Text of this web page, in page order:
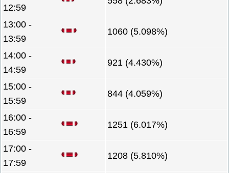
12:59
13:00 -
13:59
1060 (5.098%)
14:00 -
14:59
921 (4.430%)
15:00 -
15:59
844 (4.059%)
16:00 -
16:59
1251 (6.017%)
17:00 -
17:59
1208 (5.810%)